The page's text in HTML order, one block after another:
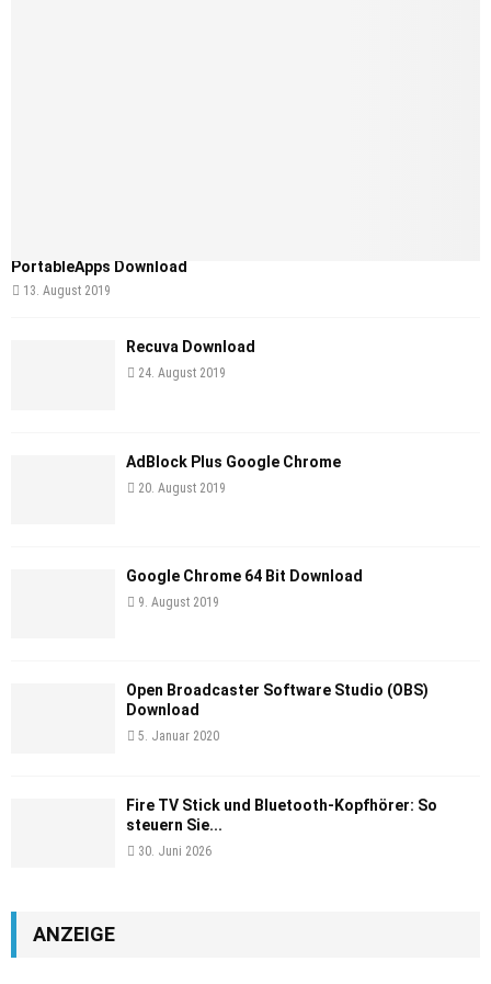
PortableApps Download
13. August 2019
Recuva Download
24. August 2019
AdBlock Plus Google Chrome
20. August 2019
Google Chrome 64 Bit Download
9. August 2019
Open Broadcaster Software Studio (OBS)
Download
5. Januar 2020
Fire TV Stick und Bluetooth-Kopfhörer: So
steuern Sie...
30. Juni 2026
ANZEIGE